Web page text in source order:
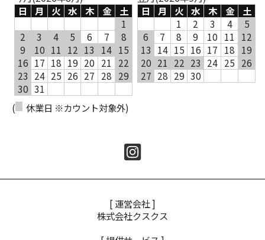
日
月 火 水 木 金
土
1
2
3 4 5 6 7
8
9
10 11 12 13 14 15
16 17 18 19 20 21
22
23 24 25 26 27 28 29
30 31
日
月 火 水 木 金
土
1
2 3 4
5
6
7 8 9 10 11
12
13 14 15 16 17 18 19
20 21 22 23 24 25 26
27 28 29 30
( 休業日 ※カウント対象外)
[ 運営会社 ]
株式会社クスクス